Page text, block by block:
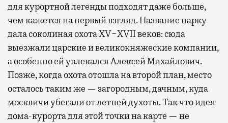
для курортной легенды подходят даже больше,
чем кажется на первый взгляд. Название парку
дала соколиная охота XV−XVII веков: сюда
выезжали царские и великокняжеские компании,
а особенно ей увлекался Алексей Михайлович.
Позже, когда охота отошла на второй план, место
осталось таким же — загородным, дачным, куда
москвичи убегали от летней духоты. Так что идея
дома-курорта для этой точки на карте — не